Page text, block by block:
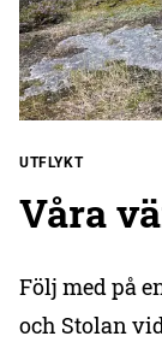
UTFLYKT
Våra
Följ med på
och Stolan